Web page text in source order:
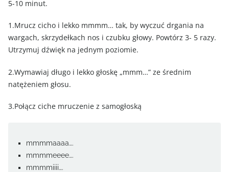
5-10 minut.
1.Mrucz cicho i lekko mmmm… tak, by wyczuć drgania na
wargach, skrzydełkach nos i czubku głowy. Powtórz 3- 5 razy.
Utrzymuj dźwięk na jednym poziomie.
2.Wymawiaj długo i lekko głoskę „mmm…” ze średnim
natężeniem głosu.
3.Połącz ciche mruczenie z samogłoską
mmmmaaaa….
mmmmeeee….
mmmmiiii….